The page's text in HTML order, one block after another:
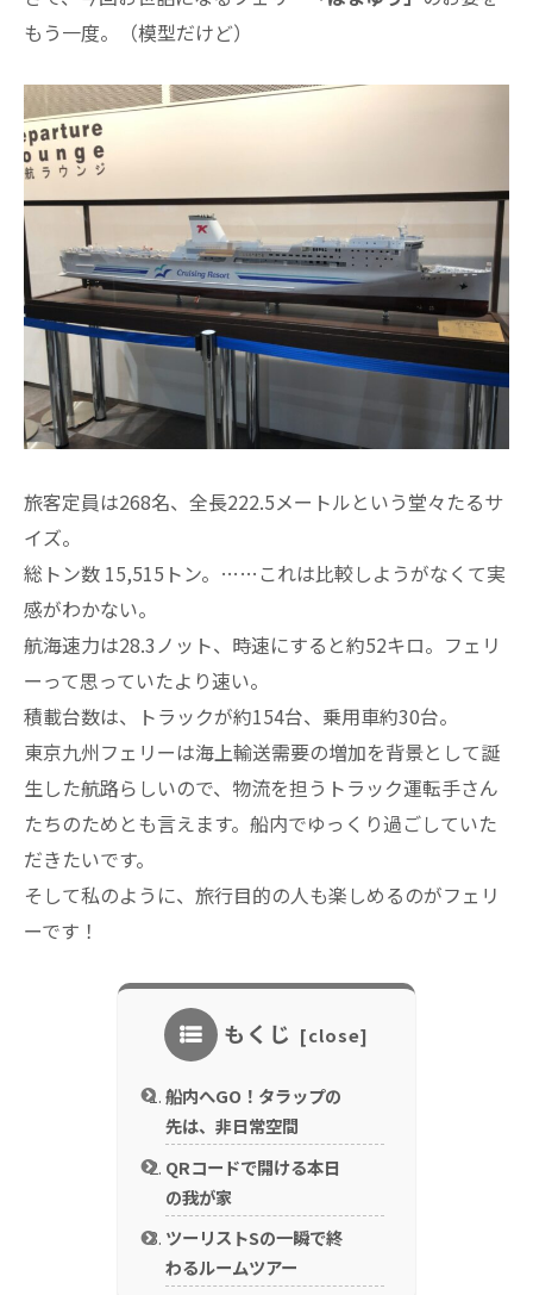
もう一度。（模型だけど）
旅客定員は268名、全長222.5メートルという堂々たるサ
イズ。
総トン数 15,515トン。……これは比較しようがなくて実
感がわかない。
航海速力は28.3ノット、時速にすると約52キロ。フェリ
ーって思っていたより速い。
積載台数は、トラックが約154台、乗用車約30台。
東京九州フェリーは海上輸送需要の増加を背景として誕
生した航路らしいので、物流を担うトラック運転手さん
たちのためとも言えます。船内でゆっくり過ごしていた
だきたいです。
そして私のように、旅行目的の人も楽しめるのがフェリ
ーです！
もくじ
船内へGO！タラップの
先は、非日常空間
QRコードで開ける本日
の我が家
ツーリストSの一瞬で終
わるルームツアー